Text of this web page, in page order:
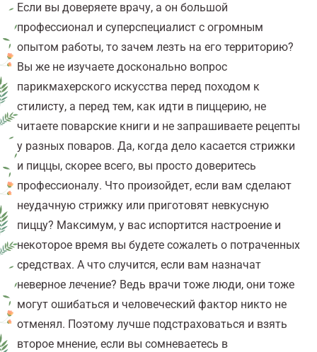
Если вы доверяете врачу, а он большой
профессионал и суперспециалист с огромным
опытом работы, то зачем лезть на его территорию?
Вы же не изучаете досконально вопрос
парикмахерского искусства перед походом к
стилисту, а перед тем, как идти в пиццерию, не
читаете поварские книги и не запрашиваете рецепты
у разных поваров. Да, когда дело касается стрижки
и пиццы, скорее всего, вы просто доверитесь
профессионалу. Что произойдет, если вам сделают
неудачную стрижку или приготовят невкусную
пиццу? Максимум, у вас испортится настроение и
некоторое время вы будете сожалеть о потраченных
средствах. А что случится, если вам назначат
неверное лечение? Ведь врачи тоже люди, они тоже
могут ошибаться и человеческий фактор никто не
отменял. Поэтому лучше подстраховаться и взять
второе мнение, если вы сомневаетесь в